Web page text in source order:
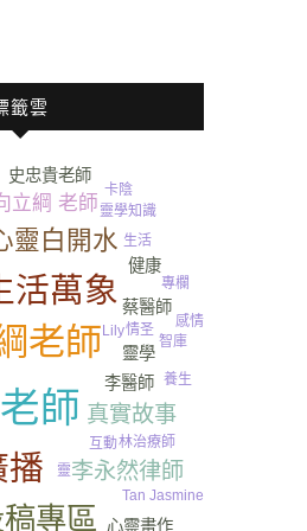
籤雲
師
老師
播
活萬象
專區
靈白開水
李永然律師
真實故事
立綱 老師
李醫師
靈學
蔡醫師
心靈畫作
史忠貴老師
健康
林治療師
養生
Tan Jasmine
Lily
生活
靈學知識
互動
智庫
靈
卡陰
專欄
感情
情圣